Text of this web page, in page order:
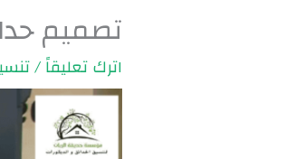
تصميم حدائق
اترك تعليقاً/